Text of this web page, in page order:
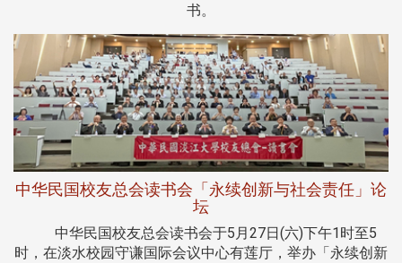
书。
中华民国校友总会读书会「永续创新与社会责任」论
坛
中华民国校友总会读书会于5月27日(六)下午1时至5
时，在淡水校园守谦国际会议中心有莲厅，举办「永续创新